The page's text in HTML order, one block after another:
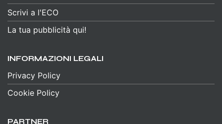
La Redazione
Scrivi a l'ECO
INFORMAZIONI LEGALI
Privacy Policy